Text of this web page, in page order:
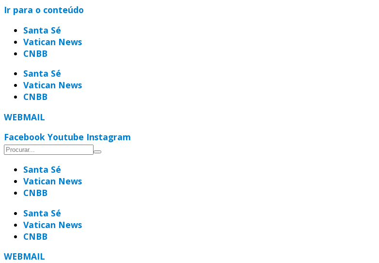
Ir para o conteúdo
Santa Sé
Vatican News
CNBB
Santa Sé
Vatican News
CNBB
WEBMAIL
Facebook Youtube Instagram
Santa Sé
Vatican News
CNBB
Santa Sé
Vatican News
CNBB
WEBMAIL